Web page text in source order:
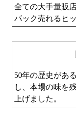
全ての大手量販
パック売れるヒ
50年の歴史があ
し、本場の味を
上げました。